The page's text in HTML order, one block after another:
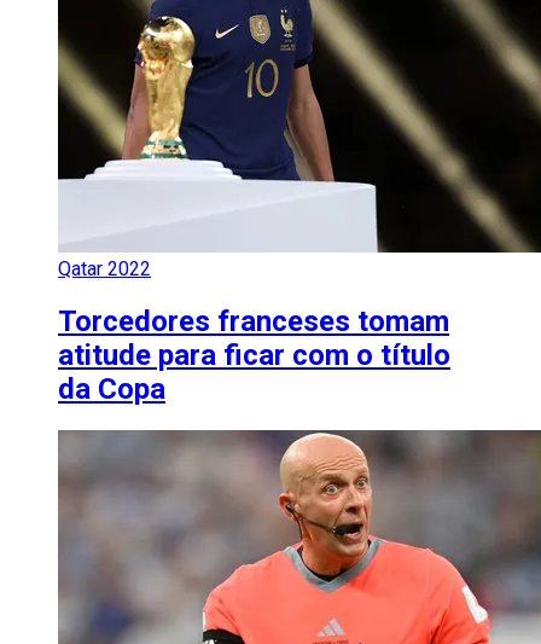
Qatar 2022
Torcedores franceses tomam
atitude para ficar com o título
da Copa